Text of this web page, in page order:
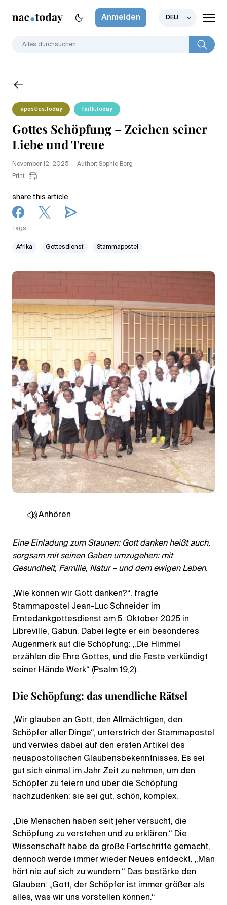
Anmelden DEU
apostles.today faith.today
Gottes Schöpfung – Zeichen seiner
Liebe und Treue
November 12, 2025
Author: Sophie Berg
Print
share this article
Tags
Afrika Gottesdienst Stammapostel
Anhören
Eine Einladung zum Staunen: Gott danken heißt auch,
sorgsam mit seinen Gaben umzugehen: mit
Gesundheit, Familie, Natur – und dem ewigen Leben.
„Wie können wir Gott danken?“, fragte
Stammapostel Jean-Luc Schneider im
Erntedankgottesdienst am 5. Oktober 2025 in
Libreville, Gabun. Dabei legte er ein besonderes
Augenmerk auf die Schöpfung: „Die Himmel
erzählen die Ehre Gottes, und die Feste verkündigt
seiner Hände Werk“ (Psalm 19,2).
Die Schöpfung: das unendliche Rätsel
„Wir glauben an Gott, den Allmächtigen, den
Schöpfer aller Dinge“, unterstrich der Stammapostel
und verwies dabei auf den ersten Artikel des
neuapostolischen Glaubensbekenntnisses. Es sei
gut sich einmal im Jahr Zeit zu nehmen, um den
Schöpfer zu feiern und über die Schöpfung
nachzudenken: sie sei gut, schön, komplex.
„Die Menschen haben seit jeher versucht, die
Schöpfung zu verstehen und zu erklären.“ Die
Wissenschaft habe da große Fortschritte gemacht,
dennoch werde immer wieder Neues entdeckt. „Man
hört nie auf sich zu wundern.“ Das bestärke den
Glauben: „Gott, der Schöpfer ist immer größer als
alles, was wir uns vorstellen können.“